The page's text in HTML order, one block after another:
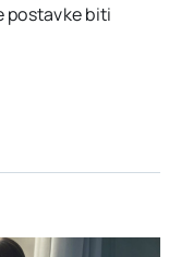
postavke biti